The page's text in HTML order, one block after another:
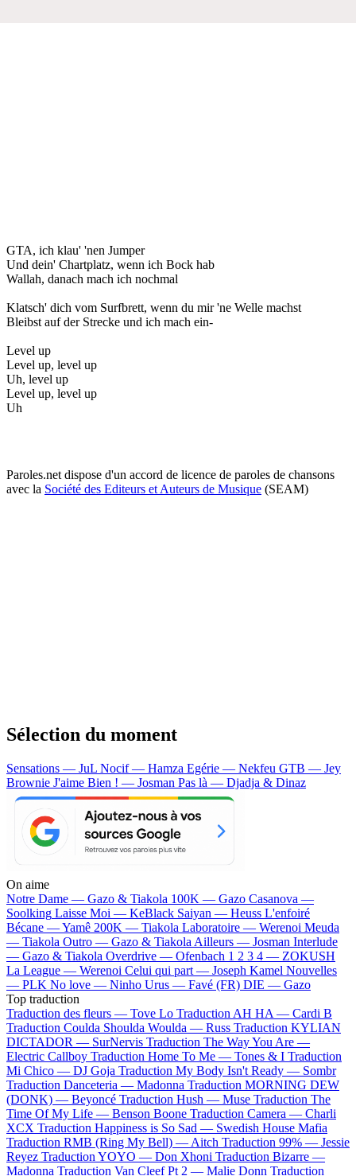
GTA, ich klau' 'nen Jumper
Und dein' Chartplatz, wenn ich Bock hab
Wallah, danach mach ich nochmal
Klatsch' dich vom Surfbrett, wenn du mir 'ne Welle machst
Bleibst auf der Strecke und ich mach ein-
Level up
Level up, level up
Uh, level up
Level up, level up
Uh
Paroles.net dispose d'un accord de licence de paroles de chansons
avec la Société des Editeurs et Auteurs de Musique (SEAM)
Sélection du moment
Sensations — JuL Nocif — Hamza Egérie — Nekfeu GTB — Jey
Brownie J'aime Bien ! — Josman Pas là — Djadja & Dinaz
On aime
Notre Dame — Gazo & Tiakola 100K — Gazo Casanova —
Soolking Laisse Moi — KeBlack Saiyan — Heuss L'enfoiré
Bécane —Yamê 200K — Tiakola Laboratoire — Werenoi Meuda
— Tiakola Outro — Gazo & Tiakola Ailleurs — Josman Interlude
— Gazo & Tiakola Overdrive — Ofenbach 1 2 3 4 — ZOKUSH
La League — Werenoi Celui qui part — Joseph Kamel Nouvelles
— PLK No love — Ninho Urus — Favé (FR) DIE — Gazo
Top traduction
Traduction des fleurs — Tove Lo Traduction AH HA — Cardi B
Traduction Coulda Shoulda Woulda — Russ Traduction KYLIAN
DICTADOR — SurNervis Traduction The Way You Are —
Electric Callboy Traduction Home To Me — Tones & I Traduction
Mi Chico — DJ Goja Traduction My Body Isn't Ready — Sombr
Traduction Danceteria — Madonna Traduction MORNING DEW
(DONK) — Beyoncé Traduction Hush — Muse Traduction The
Time Of My Life — Benson Boone Traduction Camera — Charli
XCX Traduction Happiness is So Sad — Swedish House Mafia
Traduction RMB (Ring My Bell) — Aitch Traduction 99% — Jessie
Reyez Traduction YOYO — Don Xhoni Traduction Bizarre —
Madonna Traduction Van Cleef Pt 2 — Malie Donn Traduction